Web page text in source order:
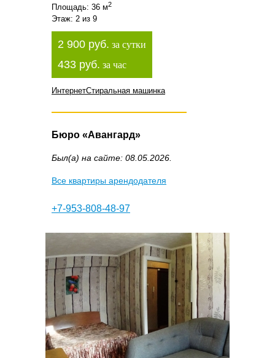
Площадь: 36 м2
Этаж: 2 из 9
2 900 руб. за сутки
433 руб. за час
ИнтернетСтиральная машинка
Бюро «Авангард»
Был(а) на сайте: 08.05.2026.
Все квартиры арендодателя
+7-953-808-48-97